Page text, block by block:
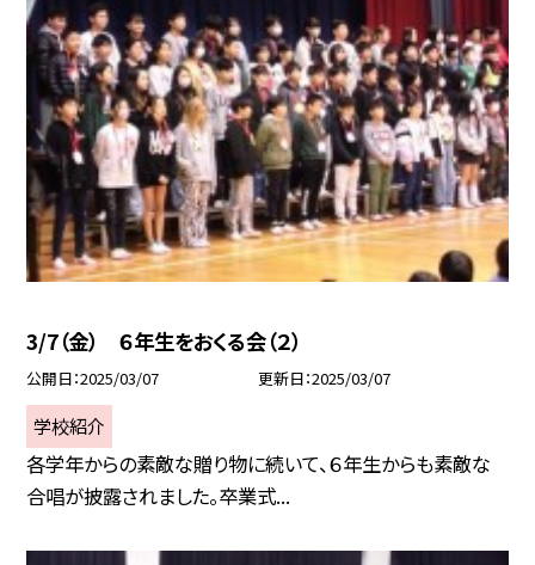
3/7（金） ６年生をおくる会（２）
公開日 2025/03/07 更新日 2025/03/07
学校紹介
各学年からの素敵な贈り物に続いて、６年生からも素敵な
合唱が披露されました。卒業式...